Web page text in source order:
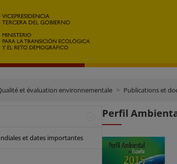
et évaluation environnementale Publications et
et dates importantes
Perfil